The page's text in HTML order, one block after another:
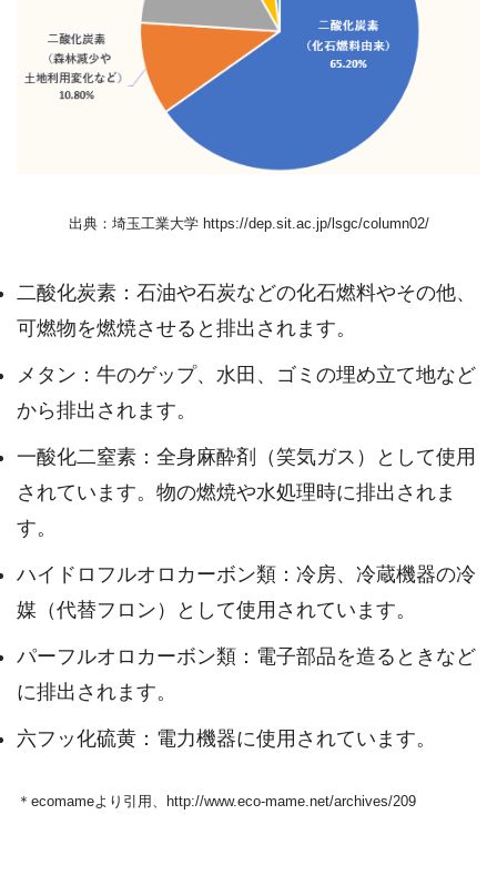
出典：埼玉工業大学 https://dep.sit.ac.jp/lsgc/column02/
二酸化炭素：石油や石炭などの化石燃料やその他、
可燃物を燃焼させると排出されます。
メタン：牛のゲップ、水田、ゴミの埋め立て地など
から排出されます。
一酸化二窒素：全身麻酔剤（笑気ガス）として使用
されています。物の燃焼や水処理時に排出されま
す。
ハイドロフルオロカーボン類：冷房、冷蔵機器の冷
媒（代替フロン）として使用されています。
パーフルオロカーボン類：電子部品を造るときなど
に排出されます。
六フッ化硫黄：電力機器に使用されています。
＊ecomameより引用、http://www.eco-mame.net/archives/209